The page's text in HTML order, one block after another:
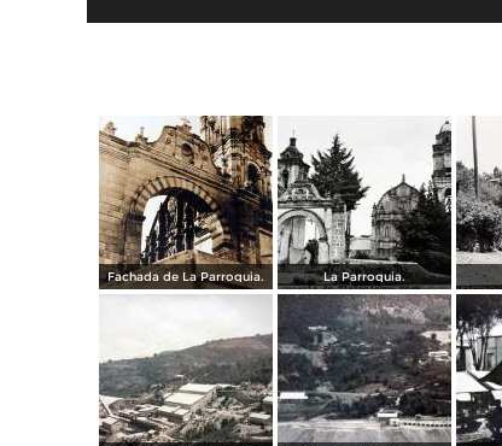
Fachada de La Parroquia. La Parroquia.